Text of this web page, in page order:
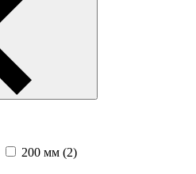
200 мм (2)